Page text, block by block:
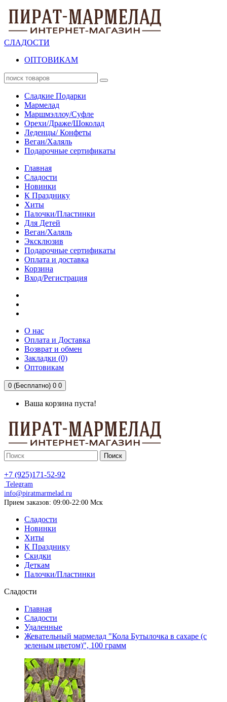
СЛАДОСТИ
ОПТОВИКАМ
Сладкие Подарки
Мармелад
Маршмэллоу/Суфле
Орехи/Драже/Шоколад
Леденцы/ Конфеты
Веган/Халяль
Подарочные сертификаты
Главная
Сладости
Новинки
К Празднику
Хиты
Палочки/Пластинки
Для Детей
Веган/Халяль
Эксклюзив
Подарочные сертификаты
Оплата и доставка
Корзина
Вход/Регистрация
О нас
Оплата и Доставка
Возврат и обмен
Закладки (0)
Оптовикам
0 (Бесплатно) 0 0
Ваша корзина пуста!
Поиск
+7 (925)171-52-92
Telegram
info@piratmarmelad.ru
Прием заказов: 09:00-22:00 Мск
Сладости
Новинки
Хиты
К Празднику
Скидки
Деткам
Палочки/Пластинки
Сладости
Главная
Сладости
Удаленные
Жевательный мармелад "Кола Бутылочка в сахаре (с
зеленым цветом)", 100 грамм